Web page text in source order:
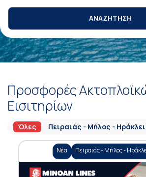
ΑΝΑΖΗΤΗΣΗ
Προσφορές
Εισιτηρίων
Όλες Πειραιάς - Μήλος -
Νέα Πειραιάς - Μήλος -